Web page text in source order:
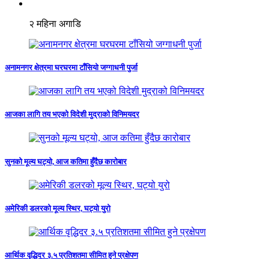
२ महिना अगाडि
अनामनगर क्षेत्रमा घरघरमा टाँसियो जग्गाधनी पुर्जा
आजका लागि तय भएको विदेशी मुद्राको विनिमयदर
सुनको मूल्य घट्यो, आज कतिमा हुँदैछ कारोबार
अमेरिकी डलरको मूल्य स्थिर, घट्यो युरो
आर्थिक वृद्धिदर ३.५ प्रतिशतमा सीमित हुने प्रक्षेपण